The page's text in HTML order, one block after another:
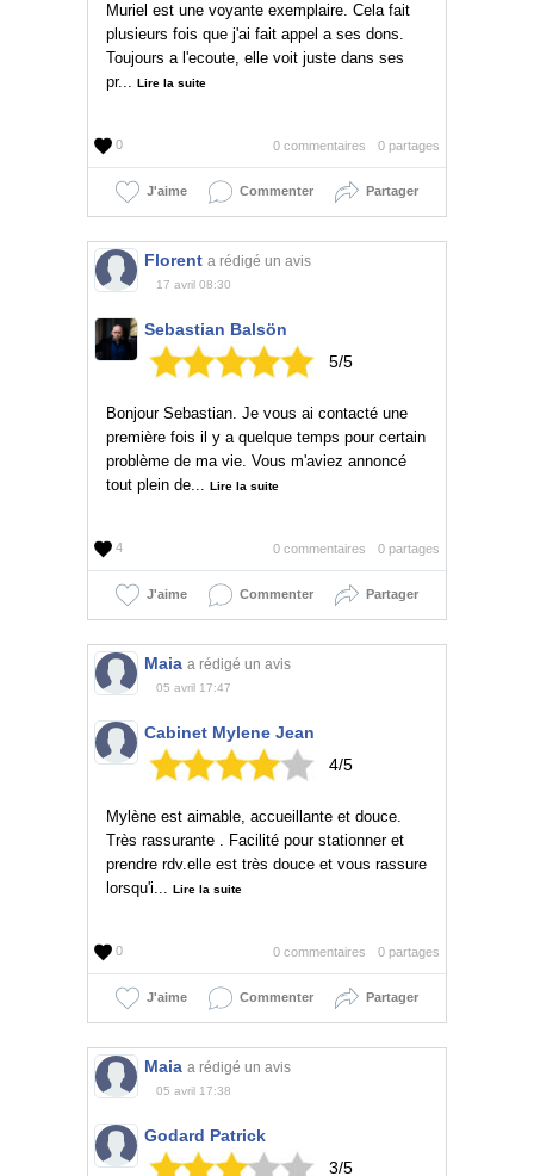
Muriel est une voyante exemplaire. Cela fait
plusieurs fois que j'ai fait appel a ses dons.
Toujours a l'ecoute, elle voit juste dans ses
pr...
Lire la suite
0 0 partages
0 commentaires
J'aime Commenter Partager
Florent a rédigé un avis
17 avril 08:30
Sebastian Balsön
5/5
Bonjour Sebastian. Je vous ai contacté une
première fois il y a quelque temps pour certain
problème de ma vie. Vous m'aviez annoncé
tout plein de...
Lire la suite
4 0 partages
0 commentaires
J'aime Commenter Partager
Maia a rédigé un avis
05 avril 17:47
Cabinet Mylene Jean
4/5
Mylène est aimable, accueillante et douce.
Très rassurante . Facilité pour stationner et
prendre rdv.elle est très douce et vous rassure
lorsqu'i...
Lire la suite
0 0 partages
0 commentaires
J'aime Commenter Partager
Maia a rédigé un avis
05 avril 17:38
Godard Patrick
3/5